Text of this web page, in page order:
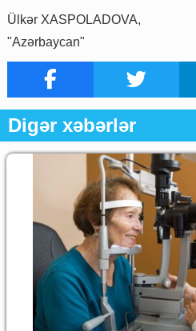
Ülkər XASPOLADOVA,
"Azərbaycan"
Digər xəbərlər